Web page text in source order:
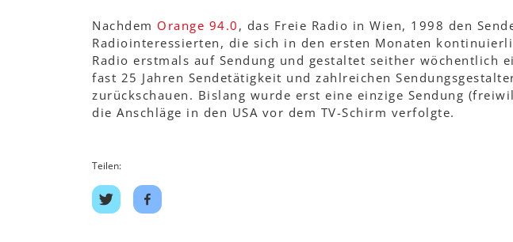
Nachdem Orange 94.0 , das Freie Radio in Wien, 1998 den
Radiointeressierten, die sich in den ersten Monaten
Radio erstmals auf Sendung und gestaltet seither wöchentlich
fast 25 Jahren Sendetätigkeit und zahlreichen
zurückschauen. Bislang wurde erst eine einzige Sendung
die Anschläge in den USA vor dem TV-Schirm verfolgte.
Teilen:
Auf
Twitter
Auf
Facebook